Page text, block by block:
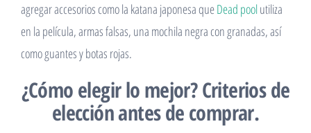
agregar accesorios como la katana japonesa queDead poolutiliza
en la película, armas falsas, una mochila negra con granadas, así
como guantes y botas rojas.
¿Cómo elegir lo mejor? Criterios de
elección antes de comprar.